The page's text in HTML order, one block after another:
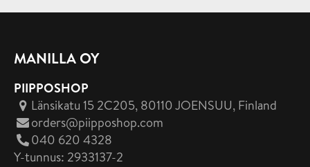
MANILLA OY
PIIPPOSHOP
Länsikatu 15 2C205, 80110 JOENSUU, Finland
orders@piipposhop.com
040 620 4328
Y-tunnus: 2933137-2